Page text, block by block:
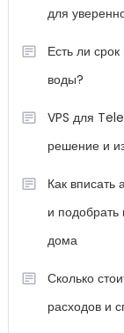
для
Есть ли
воды?
VPS для
решение и
Как
и
дома
Сколько
расходов и